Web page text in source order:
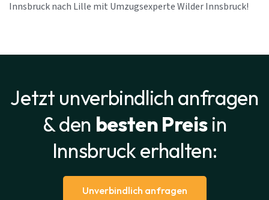
Innsbruck nach Lille mit Umzugsexperte Wilder Innsbruck!
Jetzt unverbindlich anfragen
& den besten Preisin
Innsbruck erhalten:
Unverbindlich anfragen